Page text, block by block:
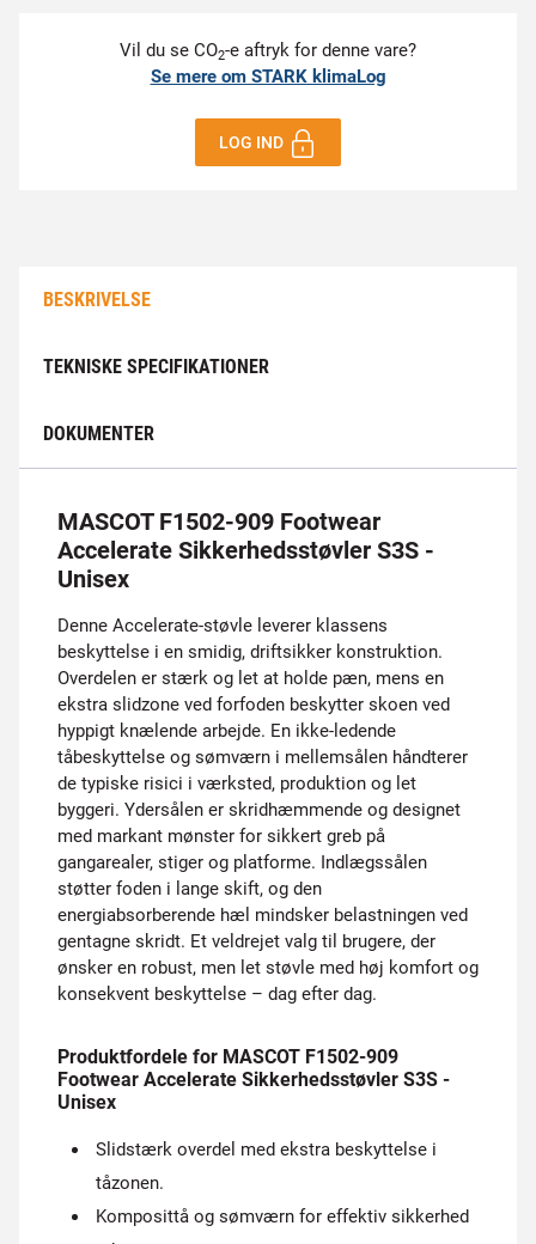
Vil du se CO2-e aftryk for denne vare?
Se mere om STARK klimaLog
LOG IND
BESKRIVELSE
TEKNISKE SPECIFIKATIONER
DOKUMENTER
MASCOT F1502-909 Footwear
Accelerate Sikkerhedsstøvler S3S -
Unisex
Denne Accelerate-støvle leverer klassens
beskyttelse i en smidig, driftsikker konstruktion.
Overdelen er stærk og let at holde pæn, mens en
ekstra slidzone ved forfoden beskytter skoen ved
hyppigt knælende arbejde. En ikke-ledende
tåbeskyttelse og sømværn i mellemsålen håndterer
de typiske risici i værksted, produktion og let
byggeri. Ydersålen er skridhæmmende og designet
med markant mønster for sikkert greb på
gangarealer, stiger og platforme. Indlægssålen
støtter foden i lange skift, og den
energiabsorberende hæl mindsker belastningen ved
gentagne skridt. Et veldrejet valg til brugere, der
ønsker en robust, men let støvle med høj komfort og
konsekvent beskyttelse – dag efter dag.
Produktfordele for MASCOT F1502-909
Footwear Accelerate Sikkerhedsstøvler S3S -
Unisex
Slidstærk overdel med ekstra beskyttelse i
tåzonen.
Komposittå og sømværn for effektiv sikkerhed